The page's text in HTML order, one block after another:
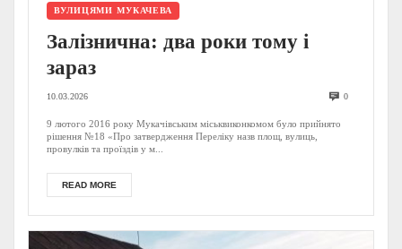
ВУЛИЦЯМИ МУКАЧЕВА
Залізнична: два роки тому і
зараз
10.03.2026 0
9 лютого 2016 року Мукачівським міськвиконкомом було прийнято
рішення №18 «Про затвердження Переліку назв площ, вулиць,
провулків та проїздів у м...
READ MORE